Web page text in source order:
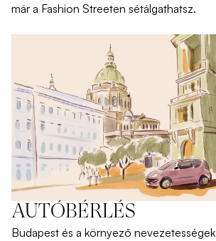
már a Fashion Streeten sétálgathatsz.
AUTÓBÉRLÉS
Budapest és a környező nevezetességek